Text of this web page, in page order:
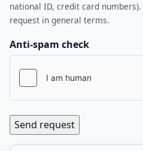
national ID, credit card
request in general terms.
Anti-spam check
Send request